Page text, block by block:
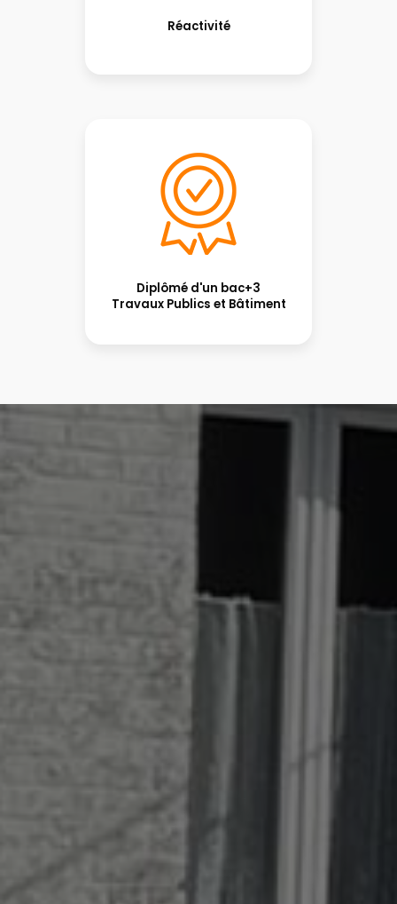
Réactivité
Diplômé d'un bac+3
Travaux Publics et Bâtiment